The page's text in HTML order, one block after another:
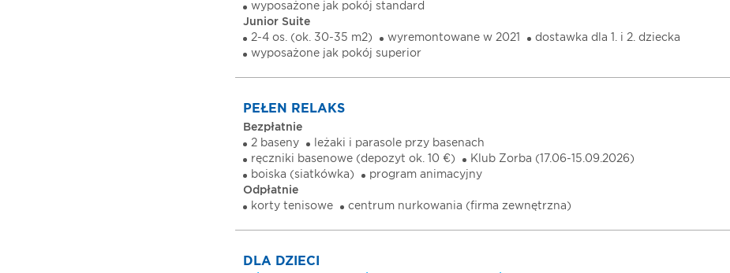
wyposażone jak pokój standard
Junior Suite
2-4 os. (ok. 30-35 m2)
wyremontowane w 2021
dostawka dla 1. i 2. dziecka
wyposażone jak pokój superior
PEŁEN RELAKS
Bezpłatnie
2 baseny
leżaki i parasole przy basenach
ręczniki basenowe (depozyt ok. 10 €)
Klub Zorba (17.06-15.09.2026)
boiska (siatkówka)
program animacyjny
Odpłatnie
korty tenisowe
centrum nurkowania (firma zewnętrzna)
DLA DZIECI